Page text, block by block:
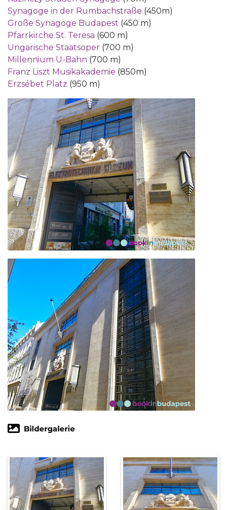
Synagoge in der Rumbachstraße (450m)
Große Synagoge Budapest (450 m)
Pfarrkirche St. Teresa (600 m)
Ungarische Staatsoper (700 m)
Millennium U-Bahn (700 m)
Franz Liszt Musikakademie (850m)
Erzsébet Platz (950 m)